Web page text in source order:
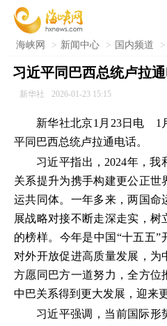
海峡网 > 新闻中心 > 国内频道 >
习近平同巴西总统卢拉
新华社 2026-01-23 15:15
新华社北京1月23日电 1
平同巴西总统卢拉通电话。
习近平指出，2024年，
关系提升为携手构建更公正世
运共同体。一年多来，两国命
展战略对接不断走深走实，
的榜样。今年是中国“十五五
对外开放促进高质量发展，为
方愿同巴方一道努力，全方位
中巴关系得到更大发展，迎来
习近平强调，当前国际形